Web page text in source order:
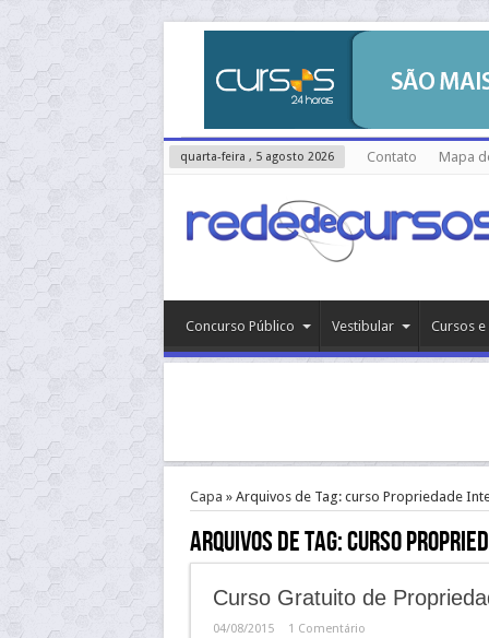
quarta-feira , 5 agosto 2026 Contato Mapa
Concurso Público Vestibular Cursos
Capa » Arquivos de Tag: curso Propriedade
Arquivos de Tag:curso
Curso Gratuito de
04/08/2015 1 Comentário